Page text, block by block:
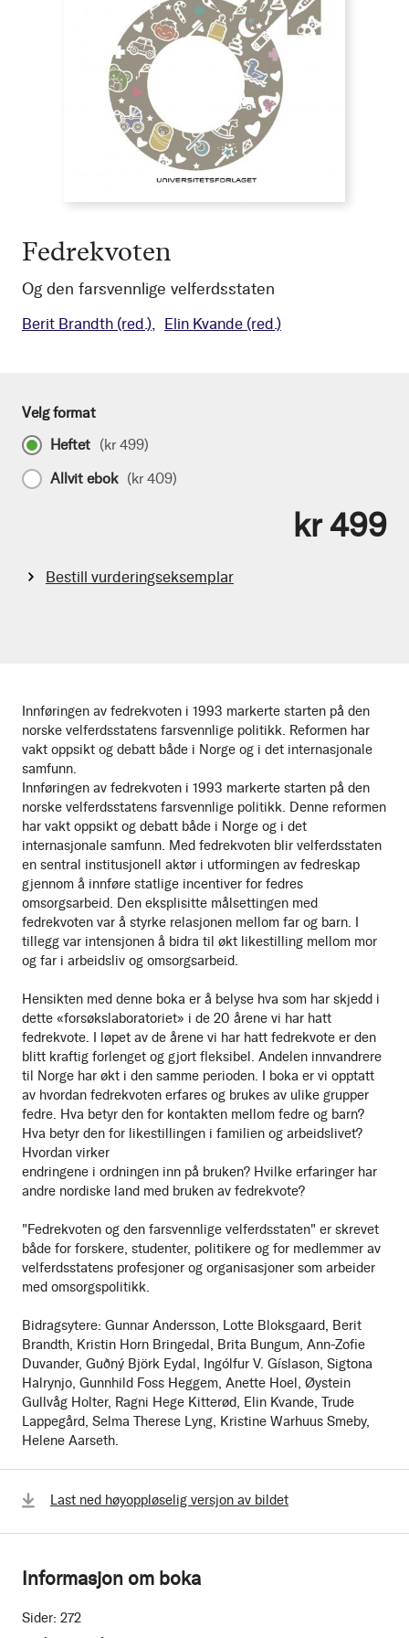
Fedrekvoten
Og den farsvennlige velferdsstaten
Berit Brandth (red.) Elin Kvande (red.)
Innføringen av fedrekvoten i 1993 markerte starten på den
norske velferdsstatens farsvennlige politikk. Reformen har
vakt oppsikt og debatt både i Norge og i det internasjonale
samfunn.
Innføringen av fedrekvoten i 1993 markerte starten på den
norske velferdsstatens farsvennlige politikk. Denne reformen
har vakt oppsikt og debatt både i Norge og i det
internasjonale samfunn. Med fedrekvoten blir velferdsstaten
en sentral institusjonell aktør i utformingen av fedreskap
gjennom å innføre statlige incentiver for fedres
omsorgsarbeid. Den eksplisitte målsettingen med
fedrekvoten var å styrke relasjonen mellom far og barn. I
tillegg var intensjonen å bidra til økt likestilling mellom mor
og far i arbeidsliv og omsorgsarbeid.
Hensikten med denne boka er å belyse hva som har skjedd i
dette «forsøkslaboratoriet» i de 20 årene vi har hatt
fedrekvote. I løpet av de årene vi har hatt fedrekvote er den
blitt kraftig forlenget og gjort fleksibel. Andelen innvandrere
til Norge har økt i den samme perioden. I boka er vi opptatt
av hvordan fedrekvoten erfares og brukes av ulike grupper
fedre. Hva betyr den for kontakten mellom fedre og barn?
Hva betyr den for likestillingen i familien og arbeidslivet?
Hvordan virker
endringene i ordningen inn på bruken? Hvilke erfaringer har
andre nordiske land med bruken av fedrekvote?
"Fedrekvoten og den farsvennlige velferdsstaten" er skrevet
både for forskere, studenter, politikere og for medlemmer av
velferdsstatens profesjoner og organisasjoner som arbeider
med omsorgspolitikk.
Bidragsytere: Gunnar Andersson, Lotte Bloksgaard, Berit
Brandth, Kristin Horn Bringedal, Brita Bungum, Ann-Zofie
Duvander, Guðný Björk Eydal, Ingólfur V. Gíslason, Sigtona
Halrynjo, Gunnhild Foss Heggem, Anette Hoel, Øystein
Gullvåg Holter, Ragni Hege Kitterød, Elin Kvande, Trude
Lappegård, Selma Therese Lyng, Kristine Warhuus Smeby,
Helene Aarseth.
Velg format
Heftet (kr 499)
Allvit ebok (kr 409)
kr 499
Bestill vurderingseksemplar
Last ned høyoppløselig versjon av bildet
Informasjon om boka
Sider: 272